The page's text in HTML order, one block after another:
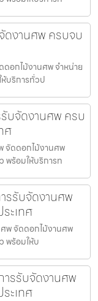
ดงานศพ ครบจบ
อกไม้งานศพ จำหน่าย
บริการทั่วป
บจัดงานศพ ครบ
ศ
จัดดอกไม้งานศพ
พร้อมให้บริการท
รรับจัดงานศพ
ะเทศ
พ จัดดอกไม้งานศพ
พร้อมให้บ
รรับจัดงานศพ
ะเทศ